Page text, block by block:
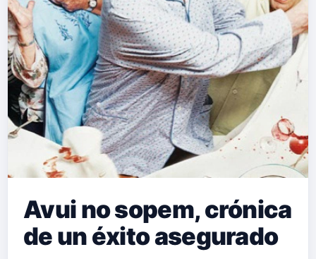
Avui no sopem, crónica
de un éxito asegurado